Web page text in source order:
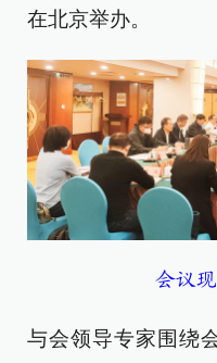
在北京举办。
会议
与会领导专家围绕